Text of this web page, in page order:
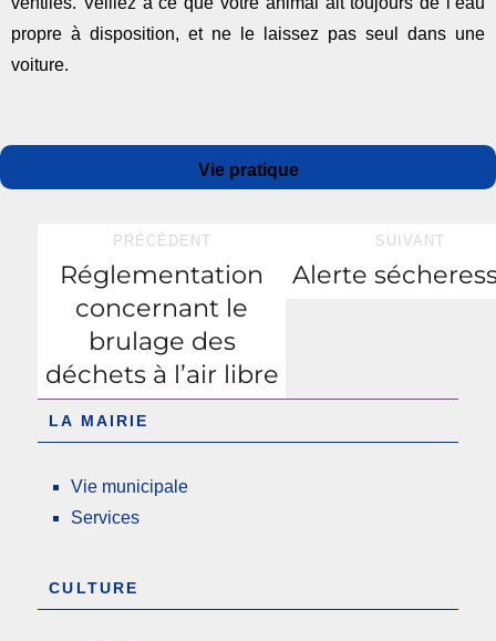
propre à disposition, et ne le laissez pas seul dans une
voiture.
Auteur
Publié
le
Catégories
Vie pratique
Navigation
de
l’article
PRÉCÉDENT
Publication
précédente :
Réglementation
concernant le
brulage des
déchets à l’air libre
SUIVANT
Publication
Alerte
LA MAIRIE
Vie municipale
Services
CULTURE